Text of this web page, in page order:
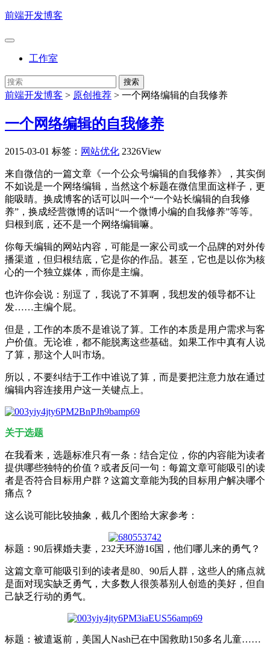
前端开发博客
工作室
前端开发博客 > 原创推荐 > 一个网络编辑的自我修养
一个网络编辑的自我修养
2015-03-01 标签： 网站优化 2326View
来自微信的一篇文章《一个公众号编辑的自我修养》，其实倒
不如说是一个网络编辑，当然这个标题在微信里面这样子，更
能吸睛。换成博客的话可以叫一个“一个站长编辑的自我修
养”，换成经营微博的话叫“一个微博小编的自我修养”等等。
归根到底，还不是一个网络编辑嘛。
你每天编辑的网站内容，可能是一家公司或一个品牌的对外传
播渠道，但归根结底，它是你的作品。甚至，它也是以你为核
心的一个独立媒体，而你是主编。
也许你会说：别逗了，我说了不算啊，我想发的领导都不让
发……主编个屁。
但是，工作的本质不是谁说了算。工作的本质是用户需求与客
户价值。无论谁，都不能脱离这些基础。如果工作中真有人说
了算，那这个人叫市场。
所以，不要纠结于工作中谁说了算，而是要把注意力放在通过
编辑内容连接用户这一关键点上。
关于选题
在我看来，选题标准只有一条：结合定位，你的内容能为读者
提供哪些独特的价值？或者反问一句：每篇文章可能吸引的读
者是否符合目标用户群？这篇文章能为我的目标用户解决哪个
痛点？
这么说可能比较抽象，截几个图给大家参考：
标题：90后裸婚夫妻，232天环游16国，他们哪儿来的勇气？
这篇文章可能吸引到的读者是80、90后人群，这些人的痛点就
是面对现实缺乏勇气，大多数人很羡慕别人创造的美好，但自
己缺乏行动的勇气。
标题：被遣返前，美国人Nash已在中国救助150多名儿童……